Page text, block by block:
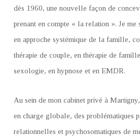
dès 1960, une nouvelle façon de
prenant en compte « la relation ». Je me
en approche systémique de la famille,
thérapie de couple, en thérapie de
sexologie, en hypnose et en EMDR.
Au sein de mon cabinet privé à
en charge globale, des problématiques
relationnelles et psychosomatiques de